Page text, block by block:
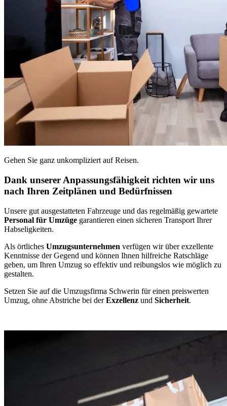
Gehen Sie ganz unkompliziert auf Reisen.
Dank unserer Anpassungsfähigkeit richten wir uns
nach Ihren Zeitplänen und Bedürfnissen
Unsere gut ausgestatteten Fahrzeuge und das regelmäßig gewartete
Personal für Umzüge garantieren einen sicheren Transport Ihrer
Habseligkeiten.
Als örtliches Umzugsunternehmen verfügen wir über exzellente
Kenntnisse der Gegend und können Ihnen hilfreiche Ratschläge
geben, um Ihren Umzug so effektiv und reibungslos wie möglich zu
gestalten.
Setzen Sie auf die Umzugsfirma Schwerin für einen preiswerten
Umzug, ohne Abstriche bei derExzellenz und Sicherheit.